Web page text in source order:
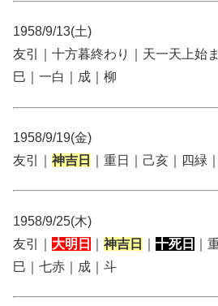
1958/9/13(土)
友引｜十方暮終わり｜天一天上始ま
巳｜一白｜成｜柳
1958/9/19(金)
友引｜ 神吉日 ｜重日｜己亥｜四緑
1958/9/25(木)
友引｜ 大明日 神吉日 十死日 ｜
巳｜七赤｜成｜斗